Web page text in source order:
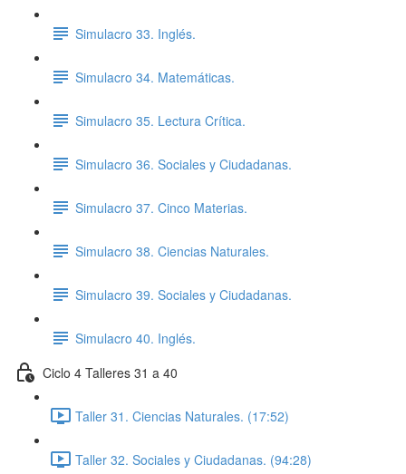
Simulacro 33. Inglés.
Simulacro 34. Matemáticas.
Simulacro 35. Lectura Crítica.
Simulacro 36. Sociales y Ciudadanas.
Simulacro 37. Cinco Materias.
Simulacro 38. Ciencias Naturales.
Simulacro 39. Sociales y Ciudadanas.
Simulacro 40. Inglés.
Ciclo 4 Talleres 31 a 40
Taller 31. Ciencias Naturales. (17:52)
Taller 32. Sociales y Ciudadanas. (94:28)